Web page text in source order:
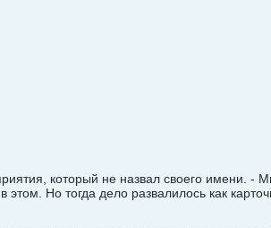
который не назвал своего имени. -
Но тогда дело развалилось как